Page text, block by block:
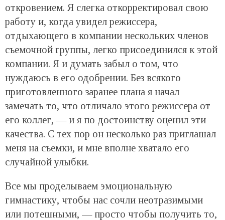
откровением. Я слегка откорректировал свою
работу и, когда увидел режиссера,
отдыхающего в компании нескольких членов
съемочной группы, легко присоединился к этой
компании. Я и думать забыл о том, что
нуждаюсь в его одобрении. Без всякого
приготовленного заранее плана я начал
замечать то, что отличало этого режиссера от
его коллег, — и я по достоинству оценил эти
качества. С тех пор он несколько раз приглашал
меня на съемки, и мне вполне хватало его
случайной улыбки.
Все мы проделываем эмоциональную
гимнастику, чтобы нас сочли неотразимыми
или потешными, — просто чтобы получить то,